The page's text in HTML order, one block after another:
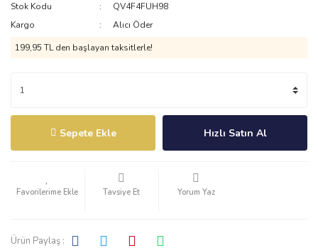
Stok Kodu
QV4F4FUH98
Kargo
Alıcı Öder
199,95 TL den başlayan taksitlerle!
Sepete Ekle Hızlı Satın Al
Tavsiye Et Yorum Yaz
Ürün Paylaş :